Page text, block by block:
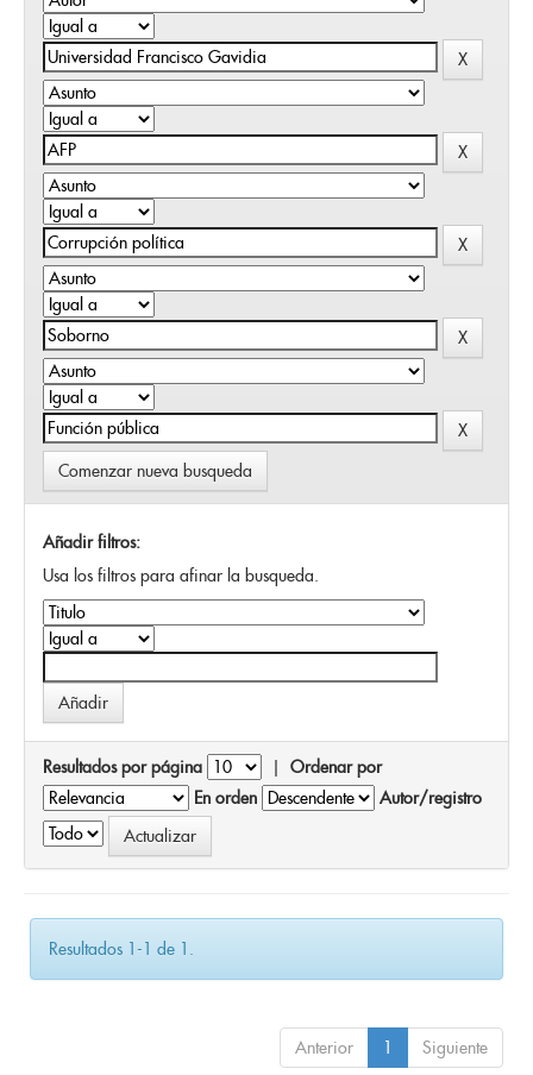
Comenzar nueva busqueda
Añadir filtros:
Usa los filtros para afinar la busqueda.
Resultados por página | Ordenar por
En orden
Autor/registro
Resultados 1-1 de 1.
Anterior 1 Siguiente